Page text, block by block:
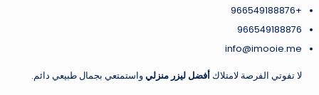
+966549188876
966549188876
info@imooie.me
لا تفوتي الفرصة لامتلاك أفضل ليزر منزليواستمتعي بجمال طبيعي دائم.